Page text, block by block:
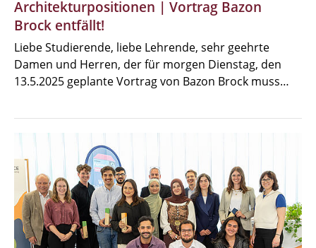
Architekturpositionen | Vortrag Bazon
Brock entfällt!
Liebe Studierende, liebe Lehrende, sehr geehrte
Damen und Herren, der für morgen Dienstag, den
13.5.2025 geplante Vortrag von Bazon Brock muss…